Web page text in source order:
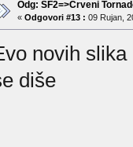
Odg: SF2=>Crveni
« Odgovori #13 : 09 Rujan,
novih
diše